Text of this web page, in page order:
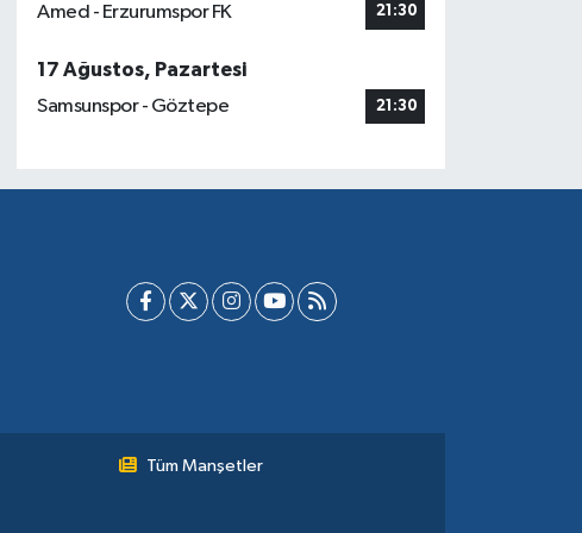
Amed - Erzurumspor FK 21:30
17 Ağustos, Pazartesi
Samsunspor - Göztepe
21:30
Tüm Manşetler